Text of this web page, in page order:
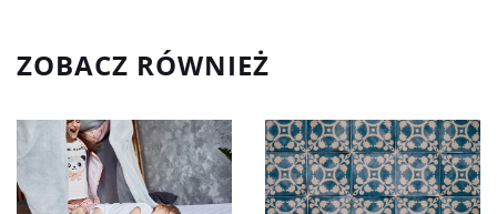
ZOBACZ RÓWNIEŻ